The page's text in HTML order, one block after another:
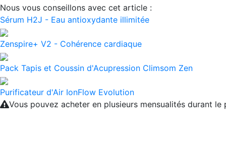
Nous vous conseillons avec cet article :
Sérum H2J - Eau antioxydante illimitée
Zenspire+ V2 - Cohérence cardiaque
Pack Tapis et Coussin d'Acupression Climsom Zen
Purificateur d'Air IonFlow Evolution
Vous pouvez acheter en plusieurs mensualités durant le